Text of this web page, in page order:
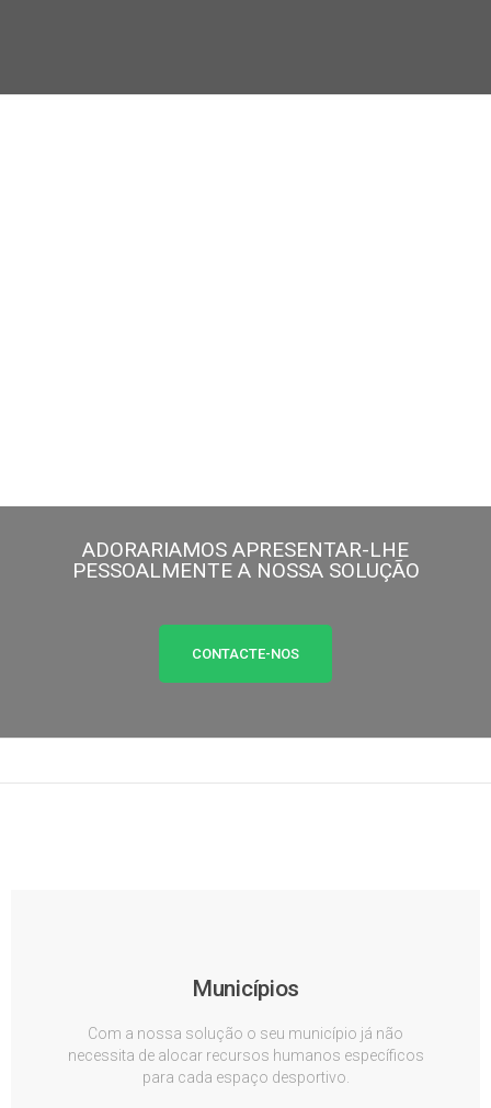
ADORARIAMOS APRESENTAR-LHE
PESSOALMENTE A NOSSA SOLUÇÃO
CONTACTE-NOS
Municípios
Com a nossa solução o seu município já não
necessita de alocar recursos humanos específicos
para cada espaço desportivo.